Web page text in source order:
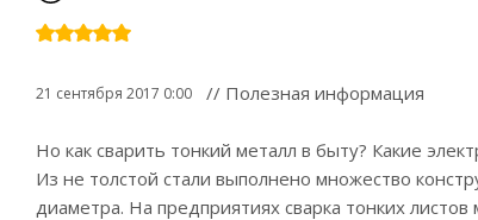
21 сентября 2017 0:00 // Полезная информация
Но как сварить тонкий металл в быту? Какие
Из не толстой стали выполнено множество
диаметра. На предприятиях сварка тонких